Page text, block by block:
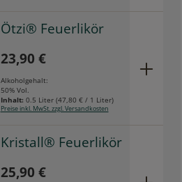
Ötzi® Feuerlikör
23,90 €
Alkoholgehalt:
50% Vol.
Inhalt: 0.5 Liter (47,80 €/ 1 Liter)
Preise inkl. MwSt. zzgl. Versandkosten
Kristall® Feuerlikör
25,90 €